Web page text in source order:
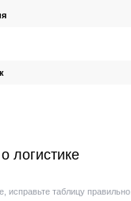
логистике
исправьте таблицу правильно.